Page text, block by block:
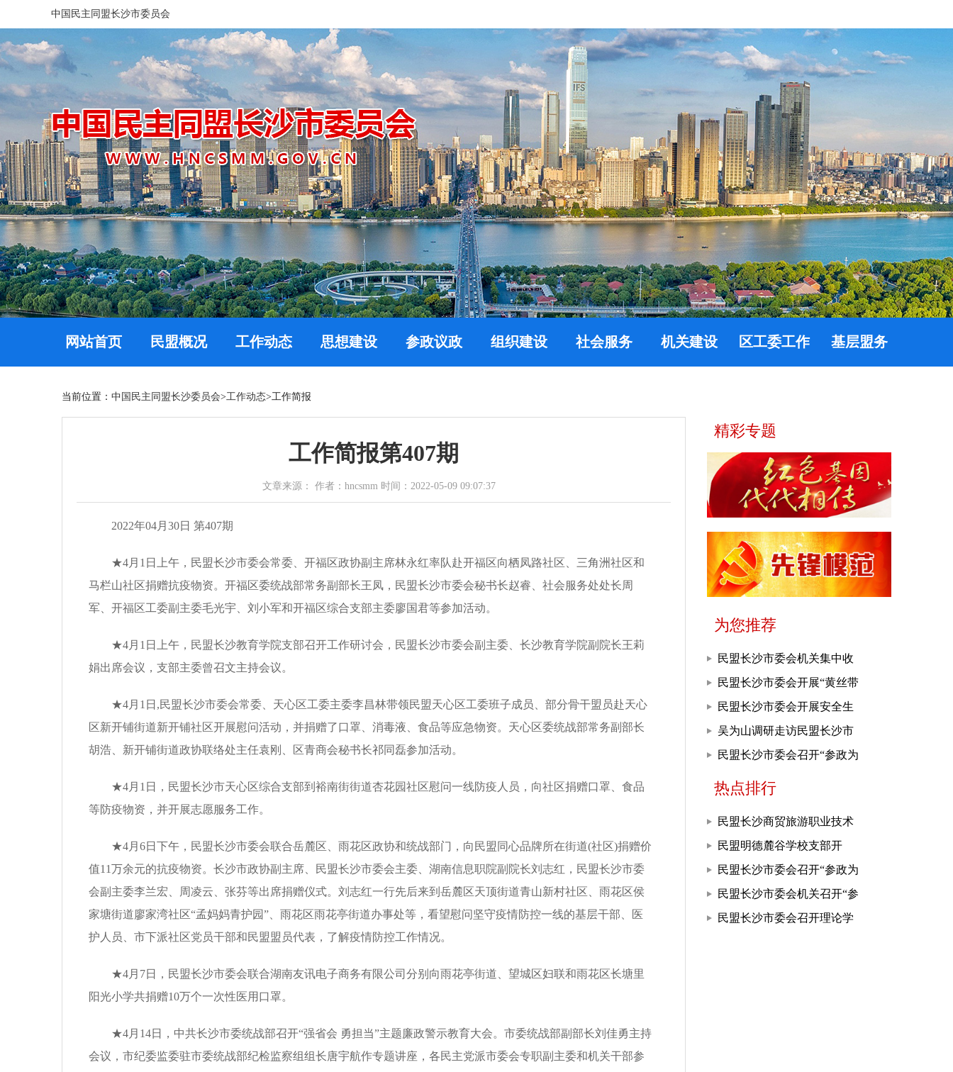
中国民主同盟长沙市委员会
网站首页 民盟概况 工作动态 思想建设 参政议政 组织建设 社会服务 机关建设 区工委工作 基层盟务
当前位置： 中国民主同盟长沙委员会>工作动态>工作简报
工作简报第407期
文章来源： 作者：hncsmm 时间：2022-05-09 09:07:37
2022年04月30日 第407期
★4月1日上午，民盟长沙市委会常委、开福区政协副主席林永红率队赴开福区向栖凤路社区、三角洲社区和
马栏山社区捐赠抗疫物资。开福区委统战部常务副部长王凤，民盟长沙市委会秘书长赵睿、社会服务处处长周
军、开福区工委副主委毛光宇、刘小军和开福区综合支部主委廖国君等参加活动。
★4月1日上午，民盟长沙教育学院支部召开工作研讨会，民盟长沙市委会副主委、长沙教育学院副院长王莉
娟出席会议，支部主委曾召文主持会议。
★4月1日,民盟长沙市委会常委、天心区工委主委李昌林带领民盟天心区工委班子成员、部分骨干盟员赴天心
区新开铺街道新开铺社区开展慰问活动，并捐赠了口罩、消毒液、食品等应急物资。天心区委统战部常务副部长
胡浩、新开铺街道政协联络处主任袁刚、区青商会秘书长祁同磊参加活动。
★4月1日，民盟长沙市天心区综合支部到裕南街街道杏花园社区慰问一线防疫人员，向社区捐赠口罩、食品
等防疫物资，并开展志愿服务工作。
★4月6日下午，民盟长沙市委会联合岳麓区、雨花区政协和统战部门，向民盟同心品牌所在街道(社区)捐赠价
值11万余元的抗疫物资。长沙市政协副主席、民盟长沙市委会主委、湖南信息职院副院长刘志红，民盟长沙市委
会副主委李兰宏、周凌云、张芬等出席捐赠仪式。刘志红一行先后来到岳麓区天顶街道青山新村社区、雨花区侯
家塘街道廖家湾社区“孟妈妈青护园”、雨花区雨花亭街道办事处等，看望慰问坚守疫情防控一线的基层干部、医
护人员、市下派社区党员干部和民盟盟员代表，了解疫情防控工作情况。
★4月7日，民盟长沙市委会联合湖南友讯电子商务有限公司分别向雨花亭街道、望城区妇联和雨花区长塘里
阳光小学共捐赠10万个一次性医用口罩。
★4月14日，中共长沙市委统战部召开“强省会 勇担当”主题廉政警示教育大会。市委统战部副部长刘佳勇主持
会议，市纪委监委驻市委统战部纪检监察组组长唐宇航作专题讲座，各民主党派市委会专职副主委和机关干部参
精彩专题
为您推荐
民盟长沙市委会机关集中收
看庆祝中国共产党成立105周
年大会
民盟长沙市委会开展“黄丝带
帮教”活动
民盟长沙市委会开展安全生
产课题调研
吴为山调研走访民盟长沙市
委会机关
民盟长沙市委会召开“参政为
公、实干为民”主题教育推进
热点排行
民盟长沙商贸旅游职业技术
学院支部开展“参政为公、实
干为民”主题教育
民盟明德麓谷学校支部开
展“参政为公，实干为民”主
题教育
民盟长沙市委会召开“参政为
公、实干为民”主题教育推进
会
民盟长沙市委会机关召开“参
政为公、实干为民”主题教育
民盟长沙市委会召开理论学